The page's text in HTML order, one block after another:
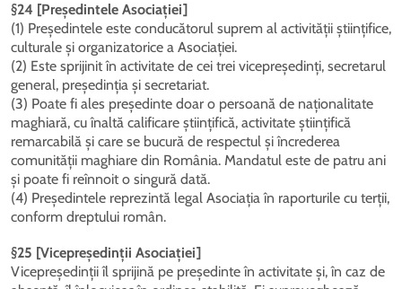
§24 [Președintele Asociației]
(1) Președintele este conducătorul suprem al activității științifice,
culturale și organizatorice a Asociației.
(2) Este sprijinit în activitate de cei trei vicepreședinți, secretarul
general, președinția și secretariat.
(3) Poate fi ales președinte doar o persoană de naționalitate
maghiară, cu înaltă calificare științifică, activitate științifică
remarcabilă și care se bucură de respectul și încrederea
comunității maghiare din România. Mandatul este de patru ani
și poate fi reînnoit o singură dată.
(4) Președintele reprezintă legal Asociația în raporturile cu terții,
conform dreptului român.
§25 [Vicepreședinții Asociației]
Vicepreședinții îl sprijină pe președinte în activitate și, în caz de